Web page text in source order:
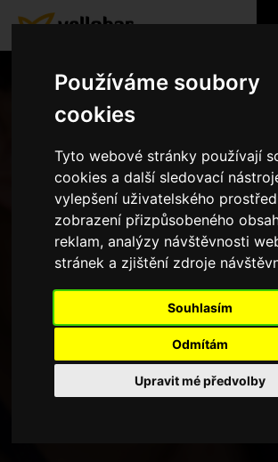
Používáme soubory
cookies
Tyto webové stránky používají
cookies a další sledovací
vylepšení uživatelského
zobrazení přizpůsobeného
reklam, analýzy návštěvnosti
stránek a zjištění zdroje
Souhlasím
Odmítám
Upravit mé předvolby